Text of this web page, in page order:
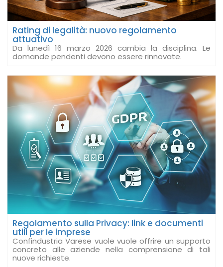
Rating di legalità: nuovo regolamento
attuativo
Da lunedì 16 marzo 2026 cambia la disciplina. Le
domande pendenti devono essere rinnovate.
Regolamento sulla Privacy: link e documenti
utili per le imprese
Confindustria Varese vuole vuole offrire un supporto
concreto alle aziende nella comprensione di tali
nuove richieste.